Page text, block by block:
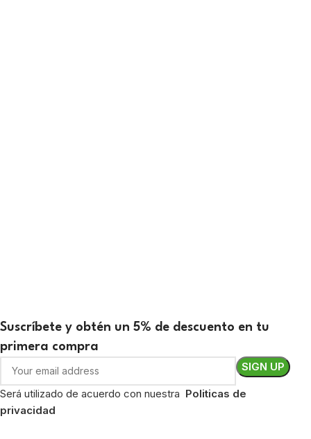
Suscríbete y obtén un 5% de descuento en tu
primera compra
Será utilizado de acuerdo con nuestra Politicas de
privacidad